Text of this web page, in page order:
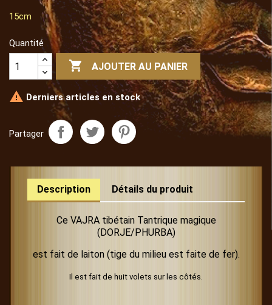
15cm
Quantité
 AJOUTER AU PANIER
 Derniers articles en stock
Partager
Description Détails du produit
Ce VAJRA tibétain Tantrique magique
(DORJE/PHURBA)
est fait de laiton (tige du milieu est faite de fer).
Il est fait de huit volets sur les côtés.